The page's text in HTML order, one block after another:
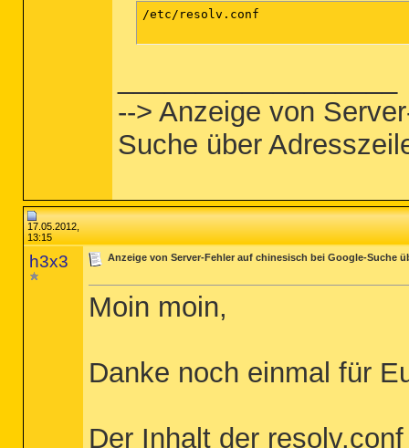
/etc/resolv.conf
--> Anzeige von
Suche über
17.05.2012,
13:15
h3x3 Anzeige von Server-Fehler auf chinesisch bei Google-Suche
Moin moin,
Danke noch einmal für
Der Inhalt der